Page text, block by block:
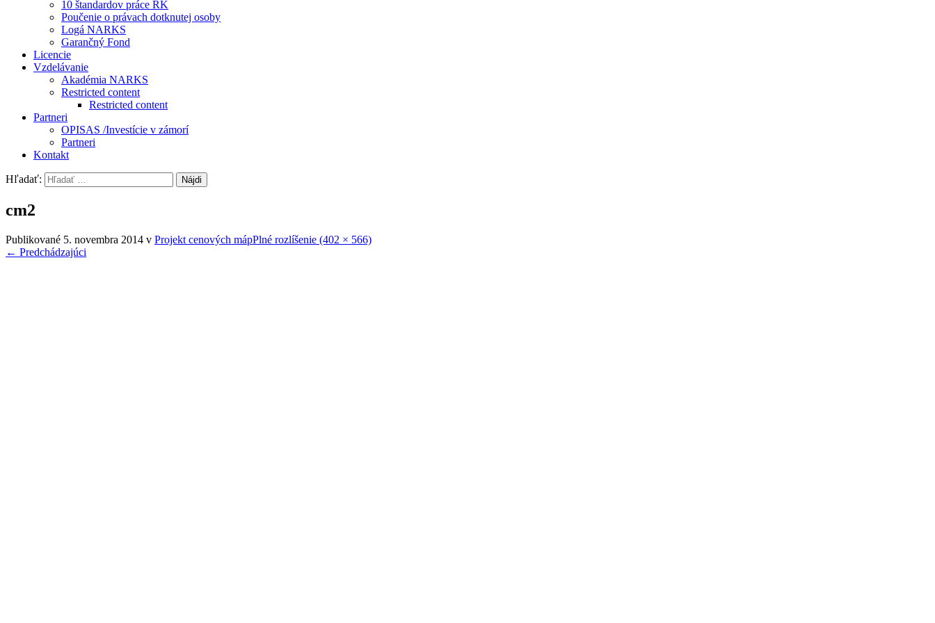
10 štandardov práce RK
Poučenie o právach dotknutej osoby
Logá NARKS
Garančný Fond
Licencie
Vzdelávanie
Akadémia NARKS
Restricted content
Restricted content
Partneri
OPISAS /Investície v zámorí
Partneri
Kontakt
Hľadať:
cm2
Publikované 5. novembra 2014 v Projekt cenových mápPlné rozlíšenie (402 × 566)
← Predchádzajúci